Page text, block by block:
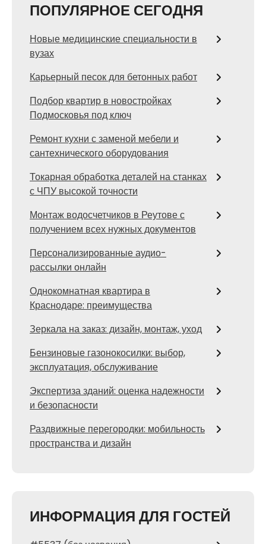
ПОПУЛЯРНОЕ СЕГОДНЯ
Новые медицинские специальности в
вузах
Карьерный песок для бетонных работ
Подбор квартир в новостройках
Подмосковья под ключ
Ремонт кухни с заменой мебели и
сантехнического оборудования
Токарная обработка деталей на станках
с ЧПУ высокой точности
Монтаж водосчетчиков в Реутове с
получением всех нужных документов
Персонализированные аудио-
рассылки онлайн
Однокомнатная квартира в
Краснодаре: преимущества
Зеркала на заказ: дизайн, монтаж, уход
Бензиновые газонокосилки: выбор,
эксплуатация, обслуживание
Экспертиза зданий: оценка надежности
и безопасности
Раздвижные перегородки: мобильность
пространства и дизайн
ИНФОРМАЦИЯ ДЛЯ ГОСТЕЙ